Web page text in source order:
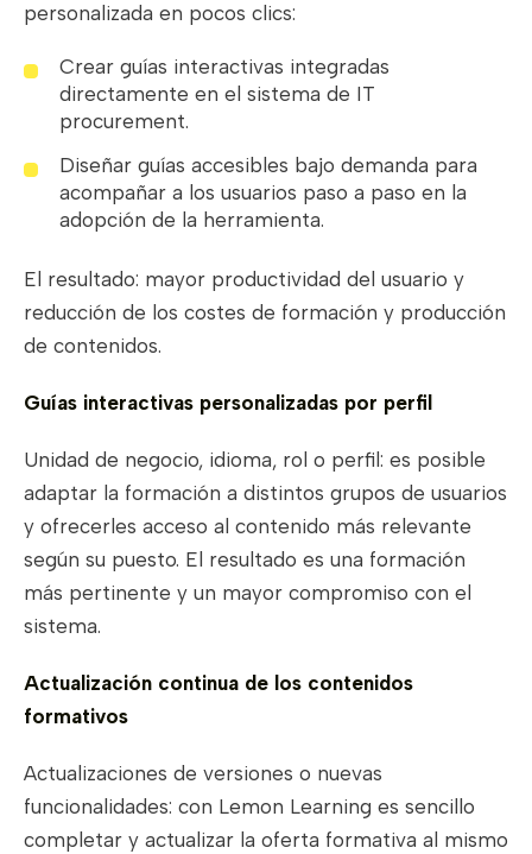
personalizada en pocos clics:
Crear guías interactivas integradas
directamente en el sistema de IT
procurement.
Diseñar guías accesibles bajo demanda para
acompañar a los usuarios paso a paso en la
adopción de la herramienta.
El resultado: mayor productividad del usuario y
reducción de los costes de formación y producción
de contenidos.
Guías interactivas personalizadas por perfil
Unidad de negocio, idioma, rol o perfil: es posible
adaptar la formación a distintos grupos de usuarios
y ofrecerles acceso al contenido más relevante
según su puesto. El resultado es una formación
más pertinente y un mayor compromiso con el
sistema.
Actualización continua de los contenidos
formativos
Actualizaciones de versiones o nuevas
funcionalidades: con Lemon Learning es sencillo
completar y actualizar la oferta formativa al mismo